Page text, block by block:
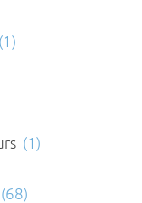
(1)
(1)
(68)